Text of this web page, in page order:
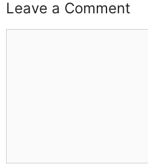
Leave a Comment